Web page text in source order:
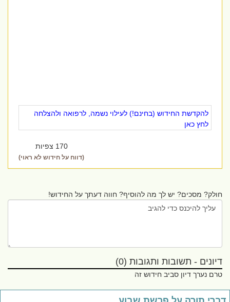
להקדשת החידוש (בחינם!) לעילוי נשמה, לרפואה ולהצלחה
לחץ כאן
170 צפיות
(דווח על חידוש לא ראוי)
חולק? מסכים? יש לך מה להוסיף? חווה דעתך על החידוש!
דיונים - תשובות ותגובות (0)
טרם נערך דיון סביב חידוש זה